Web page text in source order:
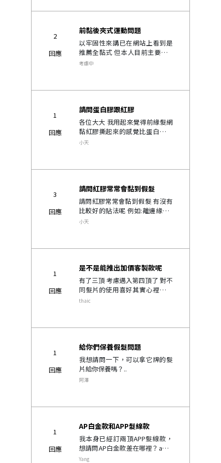
好看，但是不知道..
2
回應
前黏後夾式運動問題
以牢固性來講已在網站上看到是
推薦全黏式 但本人目前主要是M
禿頭較為明顯，頂部有退化但還
考慮游泳或水上運動的話，前黏
考慮中
1
回應
請問蛋白膠跟紅膠
各位大大 我用起來覺得前緣髮網
黏紅膠撕起來的感覺比蛋白膠還
難撕的感覺，我蛋白膠的用法是
小天
3
回應
請問紅膠常常會黏到假髮
請問紅膠常常會黏到假髮 有沒有
比較好的貼法呢 例如:離邊緣1公
分以上之類的..
小天
1
回應
是不是能推出加價客製款呢
有了三頂 考慮邁入第四頂了 對不
同髮片的使用喜好其實心裡有個
底 很想第四頂是可以自己選擇髮
呢 當然客製服務加價是可..
thaic
1
回應
給你們保養假髮問題
我想請問一下，可以拿它牌的髮
片給你保養嗎？..
阿澤
1
回應
AP白金款和APP髮線款
我本身已經訂兩頂APP髮線款，
想請問AP白金款差在哪裡？ap白
金款前緣是網狀像髮線款一樣，
Yang